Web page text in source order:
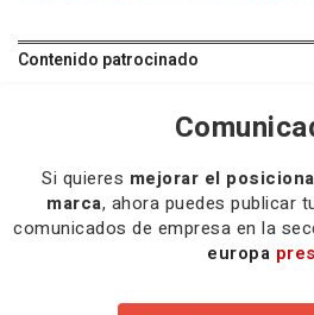
Contenido patrocinado
Si quieres mejorar el
marca, ahora puedes publicar
comunicados de empresa en la
europa